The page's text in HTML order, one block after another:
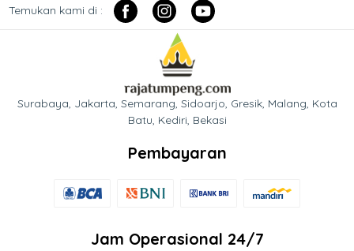
Temukan kami di :
Surabaya, Jakarta, Semarang, Sidoarjo, Gresik, Malang, Kota
Batu, Kediri, Bekasi
Pembayaran
Jam Operasional 24/7